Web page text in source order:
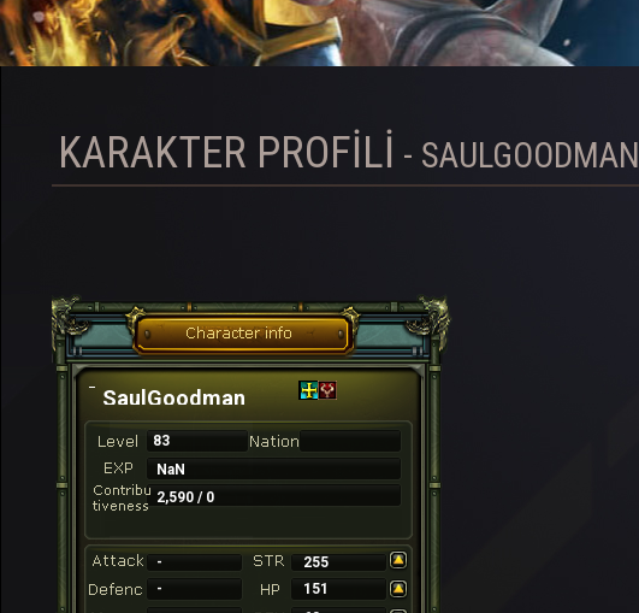
KARAKTER PROFILI - SAULGOODMAN
SaulGoodman
83
NaN
2,590 / 0
-
255
-
151